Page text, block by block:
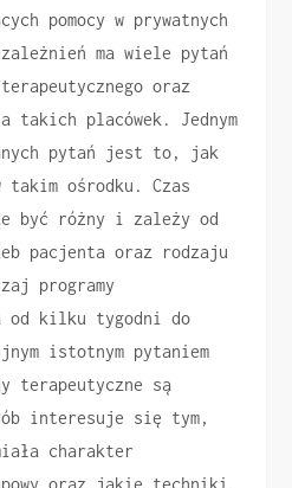
pomocy w prywatnych
ma wiele pytań
oraz
takich placówek. Jednym
pytań jest to, jak
ośrodku. Czas
być różny i zależy od
pacjenta oraz rodzaju
programy
od kilku tygodni do
istotnym pytaniem
terapeutyczne są
interesuje się tym,
charakter